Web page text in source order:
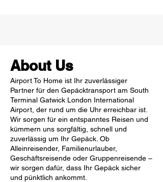
About Us
Airport To Home ist Ihr zuverlässiger
Partner für den Gepäcktransport am South
Terminal Gatwick London International
Airport, der rund um die Uhr erreichbar ist.
Wir sorgen für ein entspanntes Reisen und
kümmern uns sorgfältig, schnell und
zuverlässig um Ihr Gepäck. Ob
Alleinreisender, Familienurlauber,
Geschäftsreisende oder Gruppenreisende –
wir sorgen dafür, dass Ihr Gepäck sicher
und pünktlich ankommt.